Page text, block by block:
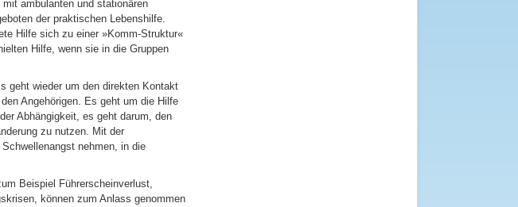
ambulanten und stationären
der praktischen Lebenshilfe.
Hilfe sich zu einer »Komm-Struktur«
Hilfe, wenn sie in die Gruppen
geht wieder um den direkten Kontakt
Angehörigen. Es geht um die Hilfe
Abhängigkeit, es geht darum, den
zu nutzen. Mit der
nehmen, in die
Beispiel Führerscheinverlust,
können zum Anlass genommen